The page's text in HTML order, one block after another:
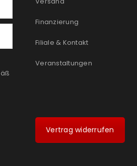
Finanzierung
Filiale & Kontakt
Veranstaltungen
Vertrag widerrufen